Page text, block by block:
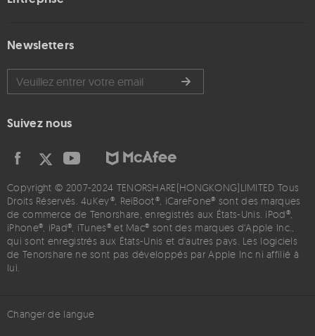
Newsletters
Suivez nous
Copyright © 2007-2024 TENORSHARE(HONGKONG)LIMITED Tous
Droits Réservés. 4uKey®, ReiBoot®, iCareFone® sont des marques
de commerce de Tenorshare, enregistrés aux États-Unis. iPod®,
iPhone®, iPad®, iTunes® et Mac® sont des marques d'Apple Inc.,
qui sont enregistrés aux États-Unis et d'autres pays. Les logiciels
de Tenorshare ne sont pas développés par Apple Inc ni affilié à
lui.
Changer de langue